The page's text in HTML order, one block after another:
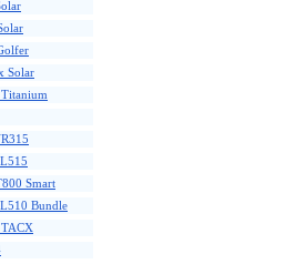
Solar
Smart
Bundle